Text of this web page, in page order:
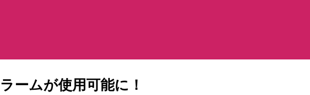
ームが使用可能に！